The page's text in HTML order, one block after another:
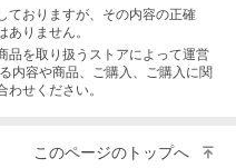
ておりますが、その内容の正確
りません。
品を取り扱うストアによって運営
内容や商品、ご購入 、ご購入に関
せください。
このページのトップへ